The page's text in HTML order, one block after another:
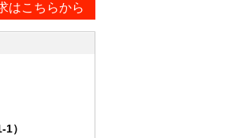
はこちらから
）